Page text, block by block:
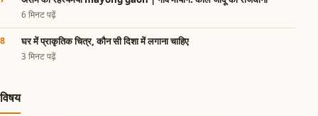
6 मिनट पढ़ें
घर में प्राकृतिक चित्र, कौन सी दिशा में लगाना चाहिए
3 मिनट पढ़ें
विषय